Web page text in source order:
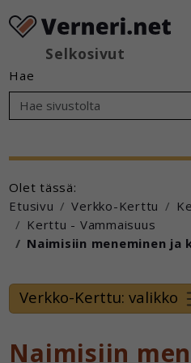
Selkosivut
Hae
Olet tässä:
Etusivu
Verkko-Kerttu
Kerttu - Vammaisuus
Naimisiin meneminen ja
Verkko-Kerttu: valikko
Naimisiin